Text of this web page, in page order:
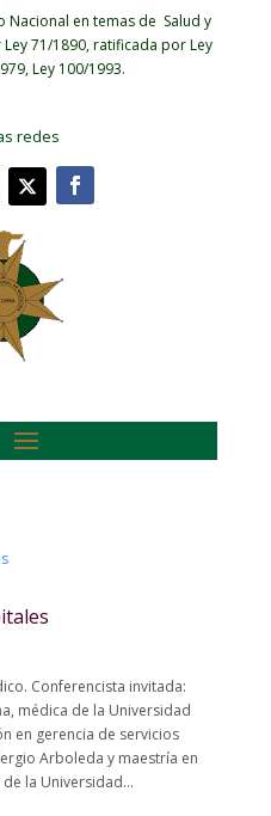
en temas de Salud y
71/1890, ratificada por Ley
Ley 100/1993.
redes
Conferencista invitada:
médica de la Universidad
en gerencia de servicios
Arboleda y maestría en
la Universidad...